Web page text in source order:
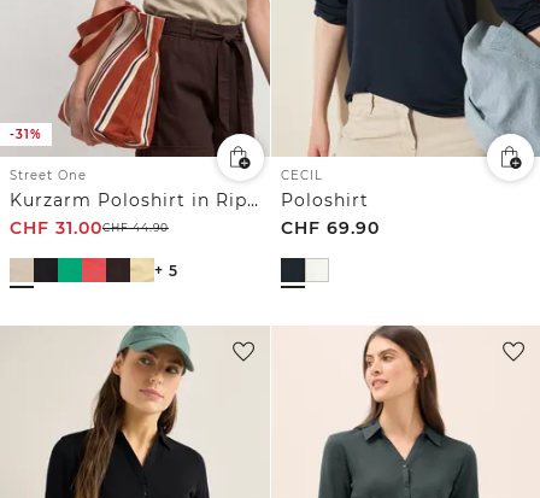
-31%
Street One
Kurzarm Poloshirt in Rippstruktur
CHF 31.00CHF44.90
+ 5
CECIL
Poloshirt
CHF 69.90